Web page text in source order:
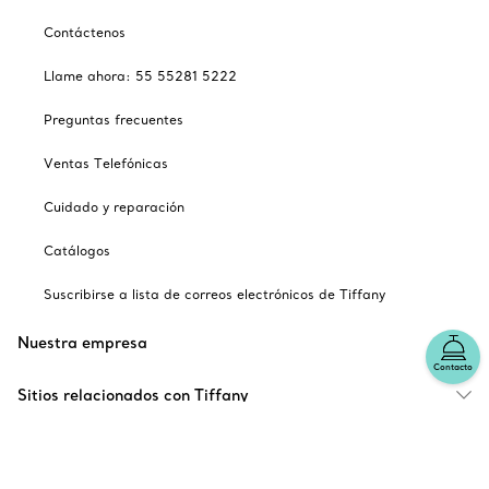
Contacto
Contáctenos
Llame ahora: 55 55281 5222
Preguntas frecuentes
Ventas Telefónicas
Cuidado y reparación
Catálogos
Suscribirse a lista de correos electrónicos de Tiffany
Nuestra empresa
Sitios relacionados con Tiffany